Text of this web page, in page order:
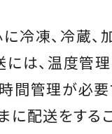
冷凍、冷蔵、
は、温度管理
間管理が必要
に配送をする